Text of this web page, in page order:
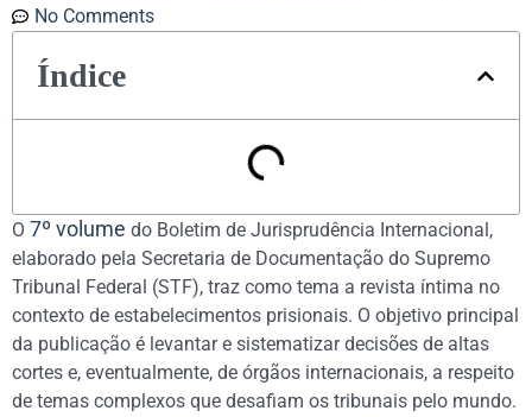
No Comments
Índice
O 7º volume do Boletim de Jurisprudência Internacional,
elaborado pela Secretaria de Documentação do Supremo
Tribunal Federal (STF), traz como tema a revista íntima no
contexto de estabelecimentos prisionais. O objetivo principal
da publicação é levantar e sistematizar decisões de altas
cortes e, eventualmente, de órgãos internacionais, a respeito
de temas complexos que desafiam os tribunais pelo mundo.